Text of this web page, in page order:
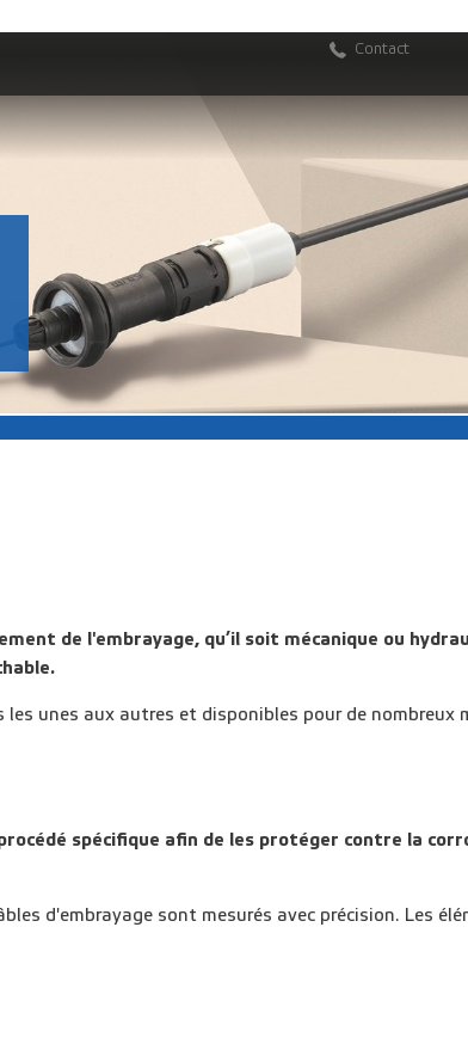
Contact
de l'embrayage, qu’il soit mécanique ou
unes aux autres et disponibles pour de nombreux
spécifique afin de les protéger contre la
d'embrayage sont mesurés avec précision. Les